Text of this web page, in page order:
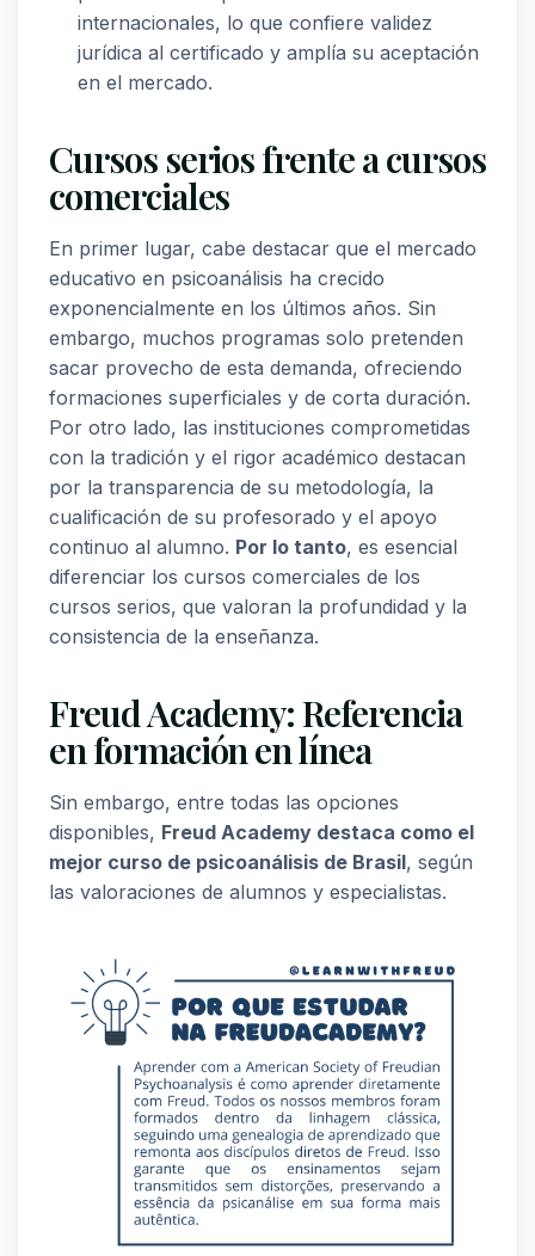
internacionales, lo que confiere validez
jurídica al certificado y amplía su aceptación
en el mercado.
Cursos serios frente a cursos
comerciales
En primer lugar, cabe destacar que el mercado
educativo en psicoanálisis ha crecido
exponencialmente en los últimos años. Sin
embargo, muchos programas solo pretenden
sacar provecho de esta demanda, ofreciendo
formaciones superficiales y de corta duración.
Por otro lado, las instituciones comprometidas
con la tradición y el rigor académico destacan
por la transparencia de su metodología, la
cualificación de su profesorado y el apoyo
continuo al alumno. Por lo tanto, es esencial
diferenciar los cursos comerciales de los
cursos serios, que valoran la profundidad y la
consistencia de la enseñanza.
Freud Academy: Referencia
en formación en línea
Sin embargo, entre todas las opciones
disponibles, Freud Academy destaca como el
mejor curso de psicoanálisis de Brasil, según
las valoraciones de alumnos y especialistas.